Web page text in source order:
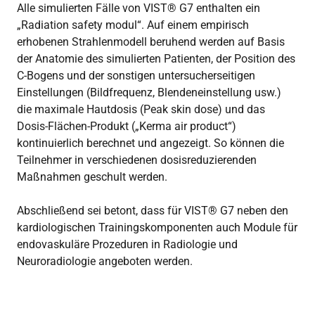
Alle simulierten Fälle von VIST® G7 enthalten ein
„Radiation safety modul“. Auf einem empirisch
erhobenen Strahlenmodell beruhend werden auf Basis
der Anatomie des simulierten Patienten, der Position des
C-Bogens und der sonstigen untersucherseitigen
Einstellungen (Bildfrequenz, Blendeneinstellung usw.)
die maximale Hautdosis (Peak skin dose) und das
Dosis-Flächen-Produkt („Kerma air product“)
kontinuierlich berechnet und angezeigt. So können die
Teilnehmer in verschiedenen dosisreduzierenden
Maßnahmen geschult werden.
Abschließend sei betont, dass für VIST® G7 neben den
kardiologischen Trainingskomponenten auch Module für
endovaskuläre Prozeduren in Radiologie und
Neuroradiologie angeboten werden.